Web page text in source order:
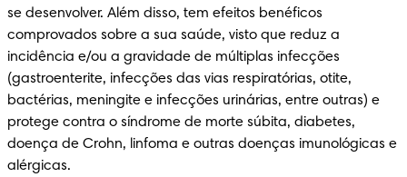
se desenvolver. Além disso, tem efeitos benéficos
comprovados sobre a sua saúde, visto que reduz a
incidência e/ou a gravidade de múltiplas infecções
(gastroenterite, infecções das vias respiratórias, otite,
bactérias, meningite e infecções urinárias, entre outras) e
protege contra o síndrome de morte súbita, diabetes,
doença de Crohn, linfoma e outras doenças imunológicas e
alérgicas.